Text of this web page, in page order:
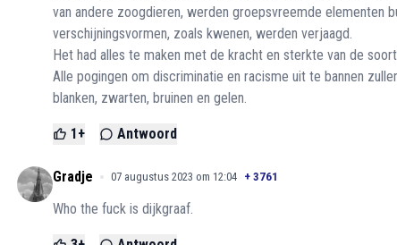
van andere zoogdieren, werden groepsvreemde elementen
verschijningsvormen, zoals kwenen, werden verjaagd.
Het had alles te maken met de kracht en sterkte van de
Alle pogingen om discriminatie en racisme uit te bannen
blanken, zwarten, bruinen en gelen.
1+ Antwoord
Gradje 07 augustus 2023 om 12:04 + 3761
Who the fuck is dijkgraaf.